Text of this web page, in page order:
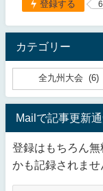
登録する
カテゴリー
Mailで記事更新
登録はもちろん
かも記録されませ